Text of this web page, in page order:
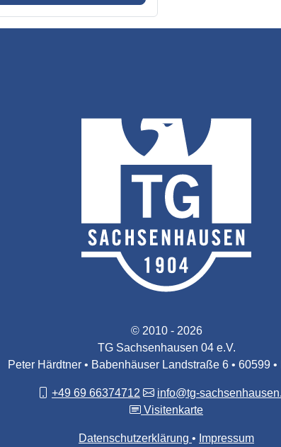
© 2010 - 2026
TG Sachsenhausen 04 e.V.
Peter Härdtner • Babenhäuser Landstraße 6 • 60599 •
+49 69 66374712
info@tg-
Visitenkarte
Datenschutzerklärung Impressum